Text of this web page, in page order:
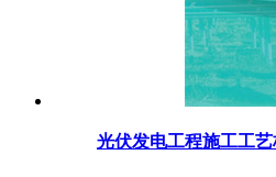
光伏发电工程施工工